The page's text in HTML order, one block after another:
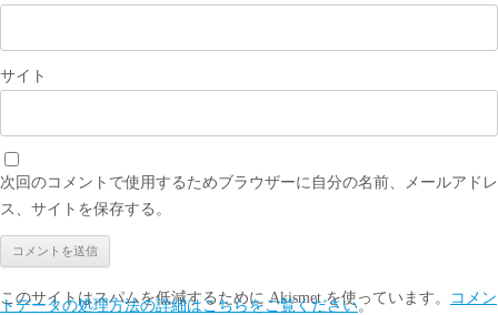
サイト
次回のコメントで使用するためブラウザーに自分の名前、メールアドレ
ス、サイトを保存する。
このサイトはスパムを低減するために Akismet を使っています。 コメン
トデータの処理方法の詳細はこちらをご覧ください。